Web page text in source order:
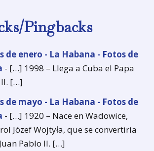
Pingbacks
de enero - La Habana - Fotos de
- […] 1998 – Llega a Cuba el Papa
II. […]
de mayo - La Habana - Fotos de
- […] 1920 – Nace en Wadowice,
Józef Wojtyła, que se convertiría
Pablo II. […]